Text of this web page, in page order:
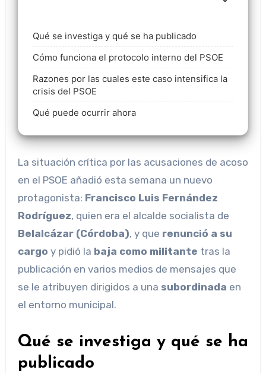
Qué se investiga y qué se ha publicado
Cómo funciona el protocolo interno del PSOE
Razones por las cuales este caso intensifica la
crisis del PSOE
Qué puede ocurrir ahora
La situación crítica por las acusaciones de acoso
en el PSOE añadió esta semana un nuevo
protagonista: Francisco Luis Fernández
Rodríguez, quien era el alcalde socialista de
Belalcázar (Córdoba), y que renunció a su
cargo y pidió la baja como militante tras la
publicación en varios medios de mensajes que
se le atribuyen dirigidos a una subordinada en
el entorno municipal.
Qué se investiga y qué se ha
publicado